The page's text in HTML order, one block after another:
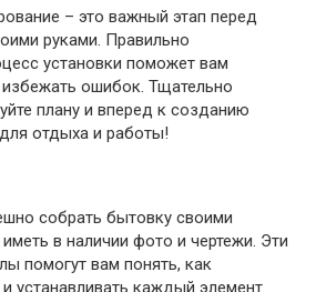
– это важный этап перед
руками. Правильно
установки поможет вам
ошибок. Тщательно
плану и вперед к созданию
отдыха и работы!
собрать бытовку своими
в наличии фото и чертежи. Эти
помогут вам понять, как
устанавливать каждый элемент